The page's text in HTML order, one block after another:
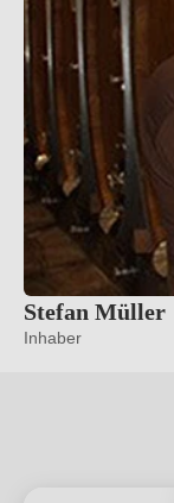
Stefan Müller
Inhaber